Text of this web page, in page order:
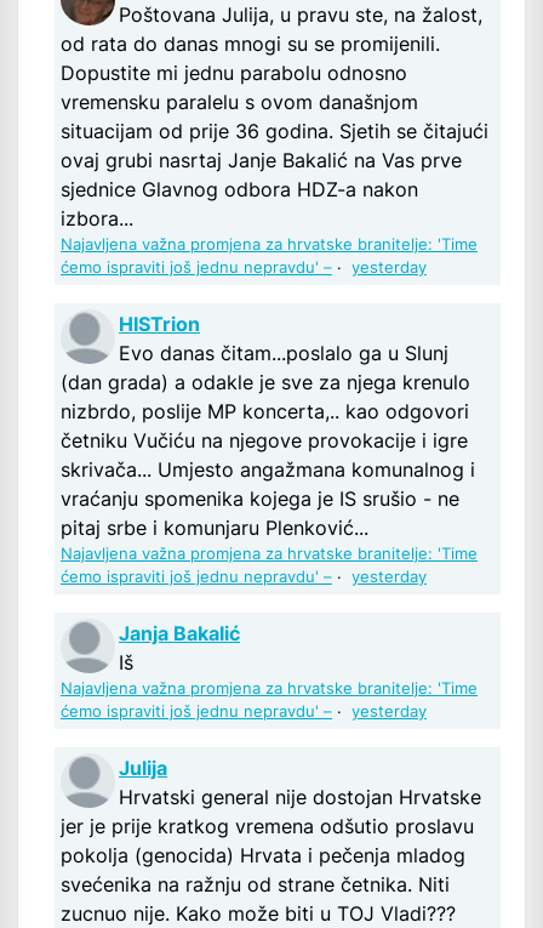
Poštovana Julija, u pravu ste, na žalost,
od rata do danas mnogi su se promijenili.
Dopustite mi jednu parabolu odnosno
vremensku paralelu s ovom današnjom
situacijam od prije 36 godina. Sjetih se čitajući
ovaj grubi nasrtaj Janje Bakalić na Vas prve
sjednice Glavnog odbora HDZ-a nakon
izbora...
Najavljena važna promjena za hrvatske branitelje: 'Time
ćemo ispraviti još jednu nepravdu' – · yesterday
HISTrion
Evo danas čitam...poslalo ga u Slunj
(dan grada) a odakle je sve za njega krenulo
nizbrdo, poslije MP koncerta,.. kao odgovori
četniku Vučiću na njegove provokacije i igre
skrivača... Umjesto angažmana komunalnog i
vraćanju spomenika kojega je IS srušio - ne
pitaj srbe i komunjaru Plenković...
Najavljena važna promjena za hrvatske branitelje: 'Time
ćemo ispraviti još jednu nepravdu' – · yesterday
Janja Bakalić
Iš
Najavljena važna promjena za hrvatske branitelje: 'Time
ćemo ispraviti još jednu nepravdu' – · yesterday
Julija
Hrvatski general nije dostojan Hrvatske
jer je prije kratkog vremena odšutio proslavu
pokolja (genocida) Hrvata i pečenja mladog
svećenika na ražnju od strane četnika. Niti
zucnuo nije. Kako može biti u TOJ Vladi???